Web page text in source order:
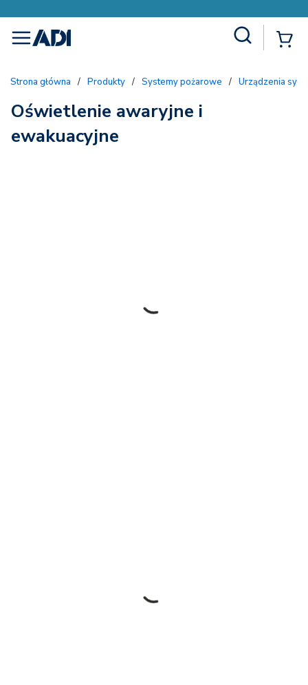
menu
Strona główna / Produkty / Systemy pożarowe / Urządzenia
Oświetlenie awaryjne i
ewakuacyjne